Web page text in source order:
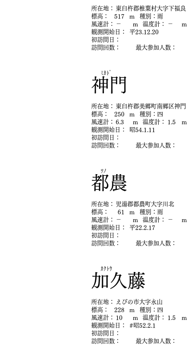
​所在地： 東臼杵郡椎葉村大字下福良
​標高：
517 m ​種別： 雨
​風速計：
－ m ​温度計： －
m
​観測開始日：
平23.12.20
初​訪問日：
最大参加人数：
​訪問回数：
神門
ﾐｶﾄﾞ
​所在地： 東臼杵郡美郷町南郷区神門
​標高：
250 m ​種別： 四
​風速計： 6.3 m ​温度計： 1.5
m
​観測開始日：
昭54.1.11
初​訪問日：
最大参加人数：
​訪問回数：
都農
ﾂﾉ
​所在地：
児湯郡都農町大字川北
​標高：
61 m ​種別： 雨
​風速計：
－ m ​温度計： －
m
​観測開始日：
平22.2.17
初​訪問日：
最大参加人数：
​訪問回数：
加久藤
ｶｸﾄｳ
​所在地：
えびの市大字永山
​標高：
228 m ​種別： 四
​風速計：
10 m ​温度計： 1.5
m
​観測開始日：
#昭52.2.1
初​訪問日：
最大参加人数：
​訪問回数：